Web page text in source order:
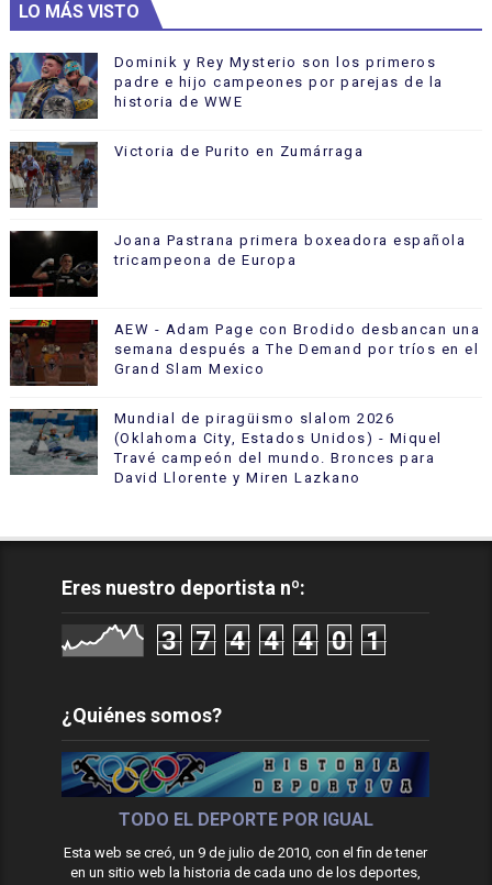
LO MÁS VISTO
Dominik y Rey Mysterio son los primeros
padre e hijo campeones por parejas de la
historia de WWE
Victoria de Purito en Zumárraga
Joana Pastrana primera boxeadora española
tricampeona de Europa
AEW - Adam Page con Brodido desbancan una
semana después a The Demand por tríos en el
Grand Slam Mexico
Mundial de piragüismo slalom 2026
(Oklahoma City, Estados Unidos) - Miquel
Travé campeón del mundo. Bronces para
David Llorente y Miren Lazkano
Eres nuestro deportista nº:
3 7 4 4 4 0 1
¿Quiénes somos?
TODO EL DEPORTE POR IGUAL
Esta web se creó, un 9 de julio de 2010, con el fin de tener
en un sitio web la historia de cada uno de los deportes,